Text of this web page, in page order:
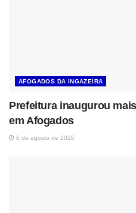
AFOGADOS DA INGAZEIRA
Prefeitura inaugurou
em Afogados
6 de agosto de 2026